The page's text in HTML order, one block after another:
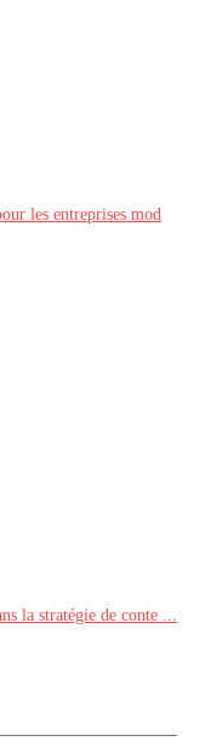
les entreprises mod
la stratégie de conte ...